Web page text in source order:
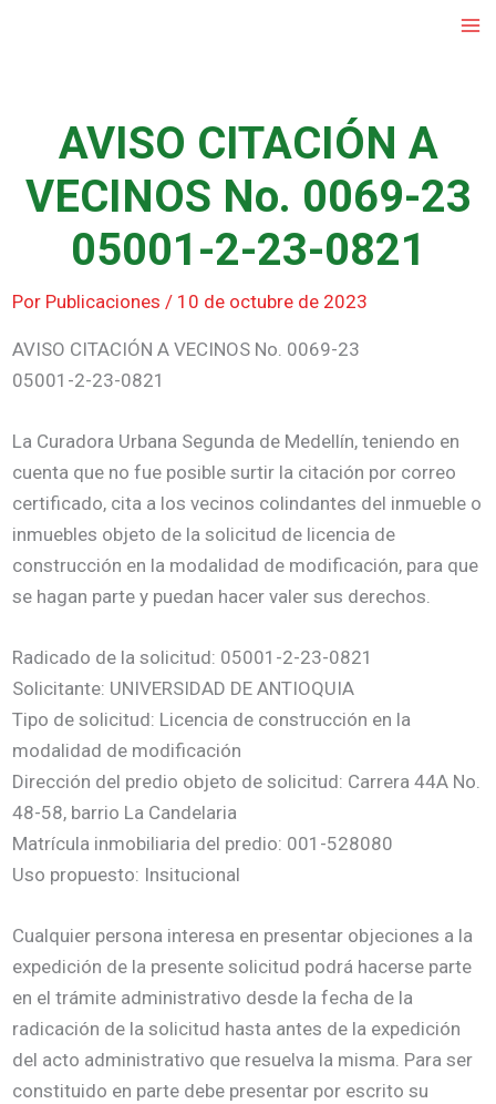
AVISO CITACIÓN A
VECINOS No. 0069-23
05001-2-23-0821
Por Publicaciones / 10 de octubre de 2023
AVISO CITACIÓN A VECINOS No. 0069-23
05001-2-23-0821
La Curadora Urbana Segunda de Medellín, teniendo en
cuenta que no fue posible surtir la citación por correo
certificado, cita a los vecinos colindantes del inmueble o
inmuebles objeto de la solicitud de licencia de
construcción en la modalidad de modificación, para que
se hagan parte y puedan hacer valer sus derechos.
Radicado de la solicitud: 05001-2-23-0821
Solicitante: UNIVERSIDAD DE ANTIOQUIA
Tipo de solicitud: Licencia de construcción en la
modalidad de modificación
Dirección del predio objeto de solicitud: Carrera 44A No.
48-58, barrio La Candelaria
Matrícula inmobiliaria del predio: 001-528080
Uso propuesto: Insitucional
Cualquier persona interesa en presentar objeciones a la
expedición de la presente solicitud podrá hacerse parte
en el trámite administrativo desde la fecha de la
radicación de la solicitud hasta antes de la expedición
del acto administrativo que resuelva la misma. Para ser
constituido en parte debe presentar por escrito su